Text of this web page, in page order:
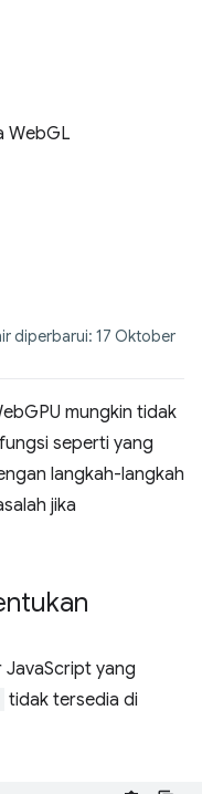
WebGL
diperbarui: 17 Oktober
mungkin tidak
seperti yang
langkah-langkah
jika
yang
tidak tersedia di